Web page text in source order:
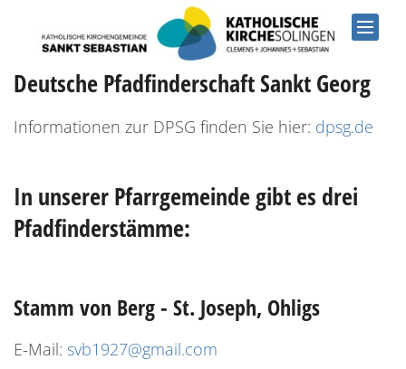
Deutsche Pfadfinderschaft Sankt Georg
Informationen zur DPSG finden Sie hier: dpsg.de
In unserer Pfarrgemeinde gibt es drei
Pfadfinderstämme:
Stamm von Berg - St. Joseph, Ohligs
E-Mail: svb1927@gmail.com